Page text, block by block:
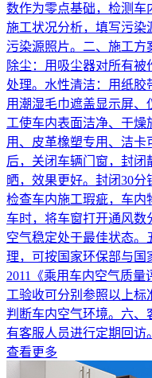
数作为零点基础，检测车
施工状况分析，填写污染
污染源照片。二、施工方
除尘：用吸尘器对所有
处理。水性清洁：用纸
用潮湿毛巾遮盖显示屏
工使车内表面洁净、干燥
用、皮革橡塑专用、洁
后，关闭车辆门窗，封
晒，效果更好。封闭30分
检查车内施工瑕疵，车内
车时，将车窗打开通风数
空气稳定处于最佳状态。
理，可按国家环保部与国
2011《乘用车内空气质
工验收可分别参照以上标
判断车内空气环境。六、
有客服人员进行定期回访
查看更多